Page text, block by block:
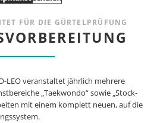
FÜR DIE GÜRTELPRÜFUNG
LEO veranstaltet jährlich mehrere
„Taekwondo“ sowie „Stock-
mit einem komplett neuen, auf die